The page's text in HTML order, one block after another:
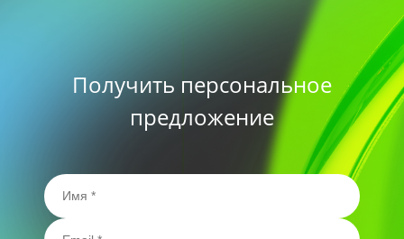
Получить персональное
предложение